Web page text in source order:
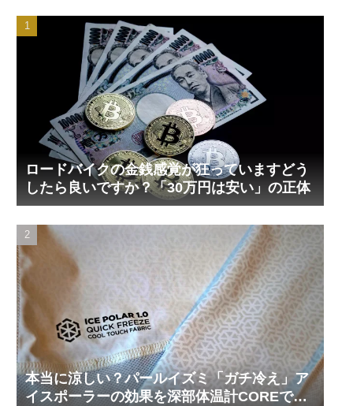
ロードバイクの金銭感覚が狂っていますどう
したら良いですか？「30万円は安い」の正体
本当に涼しい？パールイズミ「ガチ冷え」ア
イスポーラーの効果を深部体温計COREで測